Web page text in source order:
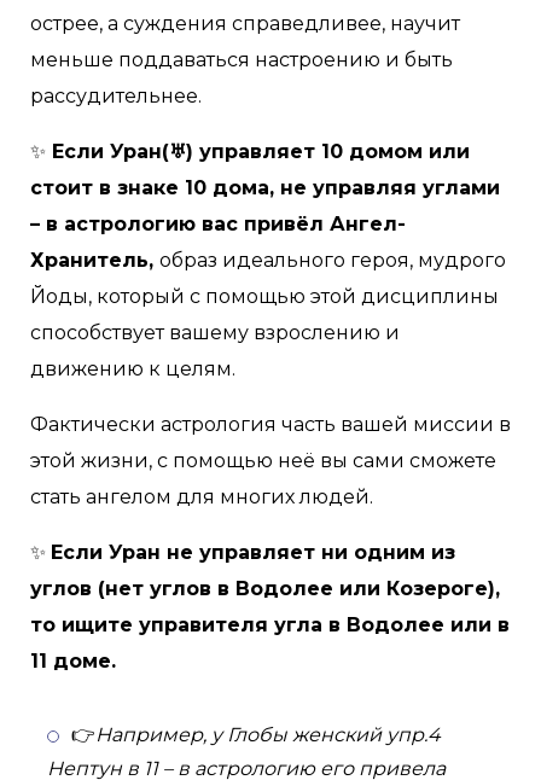
острее, а суждения справедливее, научит
меньше поддаваться настроению и быть
рассудительнее.
✨ Если Уран(♅) управляет 10 домом или
стоит в знаке 10 дома, не управляя углами
– в астрологию вас привёл Ангел-
Хранитель, образ идеального героя, мудрого
Йоды, который с помощью этой дисциплины
способствует вашему взрослению и
движению к целям.
Фактически астрология часть вашей миссии в
этой жизни, с помощью неё вы сами сможете
стать ангелом для многих людей.
✨ Если Уран не управляет ни одним из
углов (нет углов в Водолее или Козероге),
то ищите управителя угла в Водолее или в
11 доме.
👉Например, у Глобы женский упр.4
Нептун в 11 – в астрологию его привела